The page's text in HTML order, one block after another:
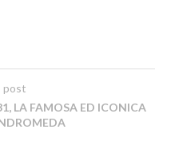
post
LA FAMOSA ED ICONICA